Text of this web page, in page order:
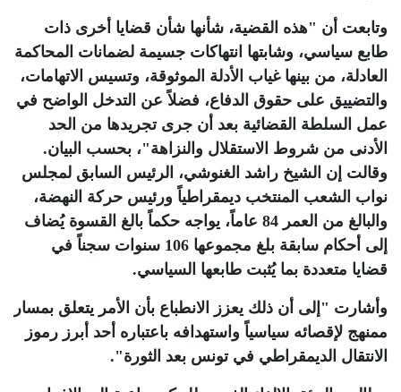
وتابعت أن "هذه القضية، شأنها شأن قضايا أخرى ذات
طابع سياسي، وشابتها انتهاكات جسيمة لضمانات المحاكمة
العادلة، من بينها غياب الأدلة الموثوقة، وتسيس الاتهامات،
والتضييق على حقوق الدفاع، فضلاً عن التدخل الواضح في
عمل السلطة القضائية بعد أن جرى تجريدها من الحد
الأدنى من شروط الاستقلال والنزاهة"، بحسب البيان.
وقالت إن الشيخ راشد الغنوشي، الرئيس السابق لمجلس
نواب الشعب المنتخب ديمقراطياً ورئيس حركة النهضة،
والبالغ من العمر 84 عاماً، يواجه حكماً بالغ القسوة يُضاف
إلى أحكام سابقة بلغ مجموعها 106 سنوات سجناً في
قضايا متعددة بما يُثبت طابعها السياسي.
وأشارت "إلى أن ذلك يعزز الانطباع بأن الأمر يتعلق بمسار
ممنهج لإقصائه سياسياً واستهدافه باعتباره أحد أبرز رموز
الانتقال الديمقراطي في تونس بعد الثورة".